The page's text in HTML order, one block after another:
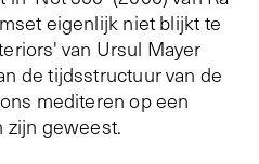
eigenlijk niet blijkt te
van Ursul Mayer
de tijdsstructuur van de
mediteren op een
zijn geweest.